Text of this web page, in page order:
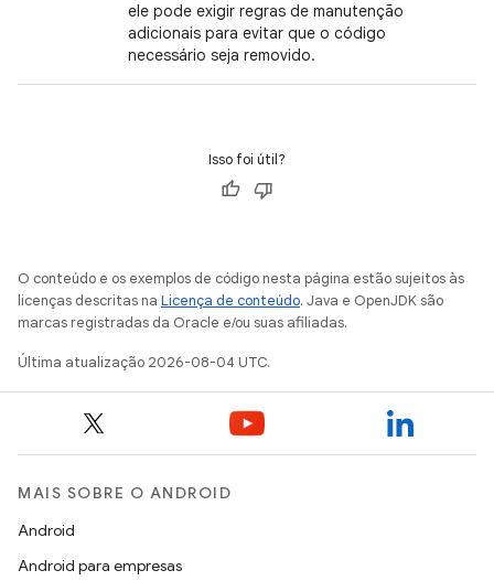
ele pode exigir regras de manutenção
adicionais para evitar que o código
necessário seja removido.
Isso foi útil?
O conteúdo e os exemplos de código nesta página estão sujeitos às
licenças descritas na Licença de conteúdo. Java e OpenJDK são
marcas registradas da Oracle e/ou suas afiliadas.
Última atualização 2026-08-04 UTC.
MAIS SOBRE O ANDROID
Android
Android para empresas